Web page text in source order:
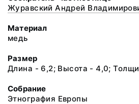
Журавский Андрей
Материал
медь
Размер
Длина - 6,2; Высота - 4,0;
Собрание
Этнография Европы